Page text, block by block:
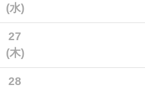
(水)
27
(木)
28